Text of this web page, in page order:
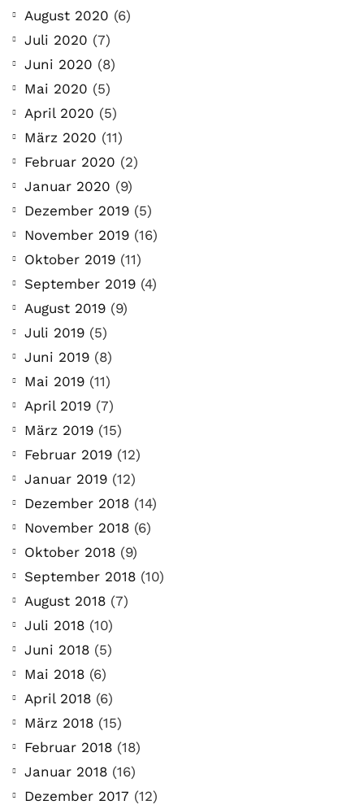
August 2020 (6)
Juli 2020 (7)
Juni 2020 (8)
Mai 2020 (5)
April 2020 (5)
März 2020 (11)
Februar 2020 (2)
Januar 2020 (9)
Dezember 2019 (5)
November 2019 (16)
Oktober 2019 (11)
September 2019 (4)
August 2019 (9)
Juli 2019 (5)
Juni 2019 (8)
Mai 2019 (11)
April 2019 (7)
März 2019 (15)
Februar 2019 (12)
Januar 2019 (12)
Dezember 2018 (14)
November 2018 (6)
Oktober 2018 (9)
September 2018 (10)
August 2018 (7)
Juli 2018 (10)
Juni 2018 (5)
Mai 2018 (6)
April 2018 (6)
März 2018 (15)
Februar 2018 (18)
Januar 2018 (16)
Dezember 2017 (12)